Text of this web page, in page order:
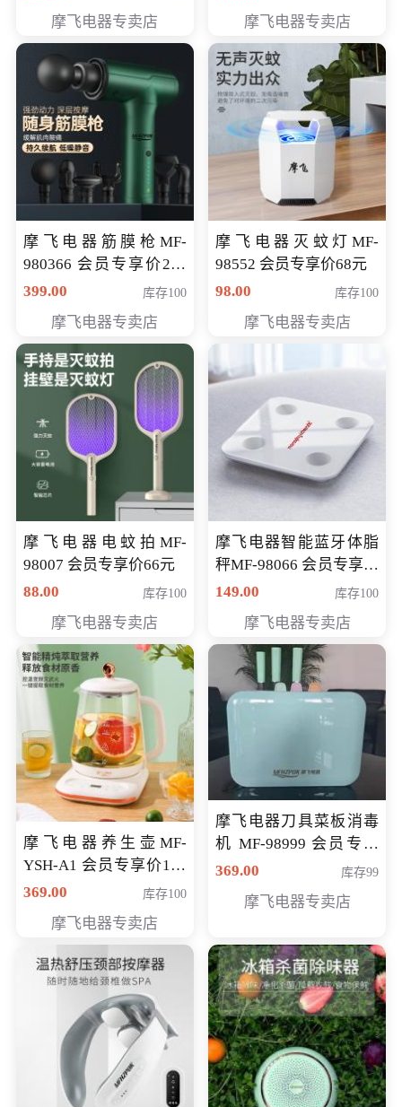
摩飞电器专卖店 摩飞电器专卖店
摩飞电器筋膜枪MF-
980366 会员专享价299
元
399.00 库存100
摩飞电器专卖店
摩飞电器灭蚊灯MF-
98552 会员专享价68元
98.00
库存100
摩飞电器专卖店
摩飞电器电蚊拍MF-
98007 会员专享价66元
88.00
库存100
摩飞电器专卖店
摩飞电器智能蓝牙体脂
秤MF-98066 会员专享价
98元
149.00 库存100
摩飞电器专卖店
摩飞电器养生壶MF-
YSH-A1 会员专享价198
元
369.00 库存100
摩飞电器专卖店
摩飞电器刀具菜板消毒
机 MF-98999 会员专享
价286元
369.00 库存99
摩飞电器专卖店